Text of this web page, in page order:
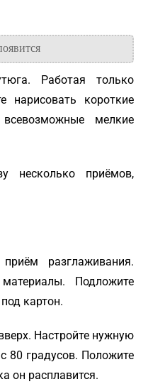
Работая только
нарисовать короткие
мелкие
несколько приёмов,
разглаживания.
Подложите
картон.
Настройте нужную
80 градусов. Положите
он расплавится.